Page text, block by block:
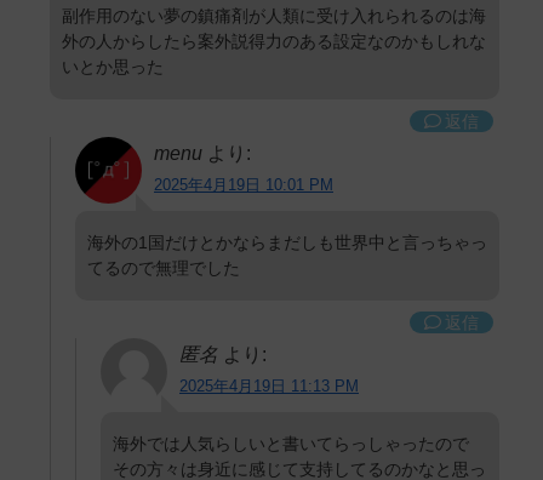
副作用のない夢の鎮痛剤が人類に受け入れられるのは海
外の人からしたら案外説得力のある設定なのかもしれな
いとか思った
返信
menu より:
2025年4月19日 10:01 PM
海外の1国だけとかならまだしも世界中と言っちゃっ
てるので無理でした
返信
匿名 より:
2025年4月19日 11:13 PM
海外では人気らしいと書いてらっしゃったので
その方々は身近に感じて支持してるのかなと思っ